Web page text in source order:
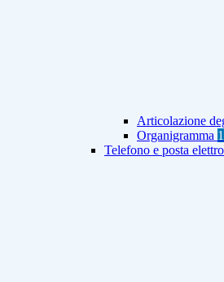
Articolazione
Organigramma 1
Telefono e posta